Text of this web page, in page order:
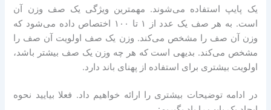
یک پایپ استفاده می‌شوند. مهمترین ویژگی یک صف وزن آن
است. به هر صف یک عدد از ۱ تا ۱۰۰ اختصاص داده می‌شود که
وزن آن صف را مشخص می‌کند. وزن یک صف اولویت آن صف را
مشخص می‌کند. بدیهی است که هر چه وزن یک صف بیشتر باشد،
اولویت بیشتری برای استفاده از پهنای باند دارد.
در ادامه توضیحات بیشتری را ارائه خواهیم داد. فعلا بیایید نحوه